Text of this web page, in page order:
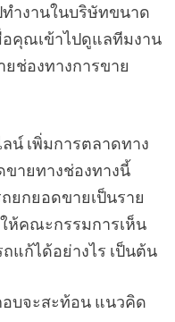
ำงานในบริษัทขนาด
อคุณเข้าไปดูแลทีมงาน
ช่องทางการขาย
น์ เพิ่มการตลาดทาง
ายทางช่องทางนี้
ยกยอดขายเป็นราย
ห้คณะกรรมการเห็น
แก้ได้อย่างไร เป็นต้น
บจะสะท้อน แนวคิด